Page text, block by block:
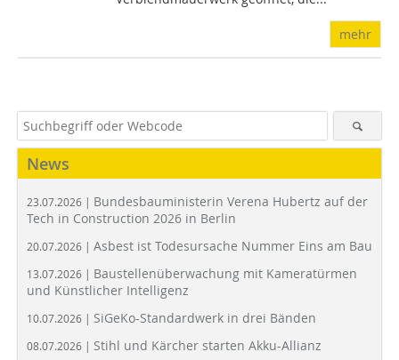
mehr
News
23.07.2026 | Bundesbauministerin Verena Hubertz auf der
Tech in Construction 2026 in Berlin
20.07.2026 | Asbest ist Todesursache Nummer Eins am Bau
13.07.2026 | Baustellenüberwachung mit Kameratürmen
und Künstlicher Intelligenz
10.07.2026 | SiGeKo-Standardwerk in drei Bänden
08.07.2026 | Stihl und Kärcher starten Akku-Allianz